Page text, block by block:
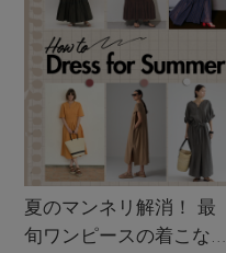
夏のマンネリ解消！ 最
旬ワンピースの着こなし